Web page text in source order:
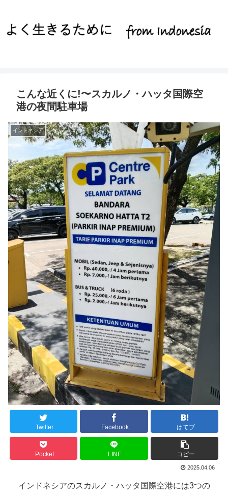
こんな近くに!〜スカルノ・ハッタ国際空
港の夜間駐車場
インドネシア
Twitter Facebook はてブ
Pocket LINE コピー
2025.04.06
インドネシアのスカルノ・ハッタ国際空港には3つの